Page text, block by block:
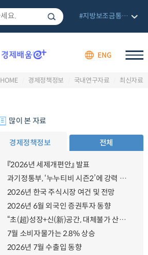
ENG
#지방보조금통합관리망
HOME 경제정책정보 국내연구자료 최신자료
많이 본 자료
경제정책정보 전체
『2026년 세제개편안』 발표
과기정통부, ‘누누티비 시즌2’에 강력 대응 의지 밝혀
2026년 한국 주식시장 여건 및 전망
2026년 6월 외국인 증권투자 동향
“초(超)성장+신(新)공간, 대체불가 산업강국”
7월 소비자물가는 2.8% 상승
2026년 7월 수출입 동향